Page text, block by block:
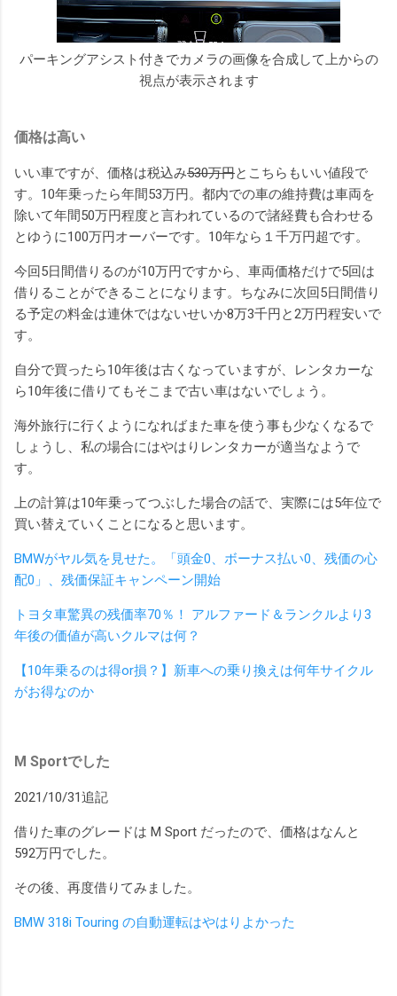
パーキングアシスト付きでカメラの画像を合成して上からの
視点が表示されます
価格は高い
いい車ですが、価格は税込み530万円とこちらもいい値段で
す。10年乗ったら年間53万円。都内での車の維持費は車両を
除いて年間50万円程度と言われているので諸経費も合わせる
とゆうに100万円オーバーです。10年なら１千万円超です。
今回5日間借りるのが10万円ですから、車両価格だけで5回は
借りることができることになります。ちなみに次回5日間借り
る予定の料金は連休ではないせいか8万3千円と2万円程安いで
す。
自分で買ったら10年後は古くなっていますが、レンタカーな
ら10年後に借りてもそこまで古い車はないでしょう。
海外旅行に行くようになればまた車を使う事も少なくなるで
しょうし、私の場合にはやはりレンタカーが適当なようで
す。
上の計算は10年乗ってつぶした場合の話で、実際には5年位で
買い替えていくことになると思います。
BMWがヤル気を見せた。「頭金0、ボーナス払い0、残価の心
配0」、残価保証キャンペーン開始
トヨタ車驚異の残価率70％！ アルファード＆ランクルより3
年後の価値が高いクルマは何？
【10年乗るのは得or損？】新車への乗り換えは何年サイクル
がお得なのか
M Sportでした
2021/10/31追記
借りた車のグレードは M Sport だったので、価格はなんと
592万円でした。
その後、再度借りてみました。
BMW 318i Touring の自動運転はやはりよかった